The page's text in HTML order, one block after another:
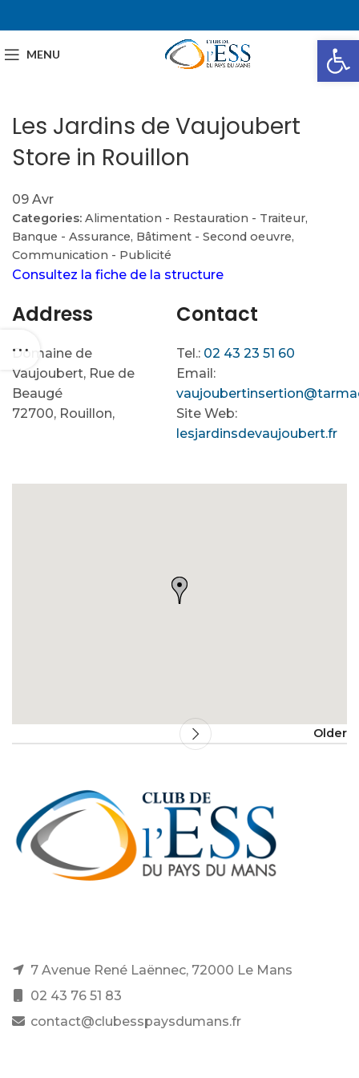
MENU
Les Jardins de Vaujoubert
Store in Rouillon
09 Avr
Categories: Alimentation - Restauration - Traiteur,
Banque - Assurance, Bâtiment - Second oeuvre,
Communication - Publicité
Consultez la fiche de la structure
Address
Domaine de
Vaujoubert, Rue de
Beaugé
72700, Rouillon,
Contact
Tel.: 02 43 23 51 60
Email:
Site Web:
lesjardinsdevaujoubert.fr
Older
7 Avenue René Laënnec, 72000 Le Mans
02 43 76 51 83
contact@clubesspaysdumans.fr